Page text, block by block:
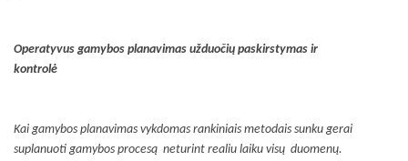
Operatyvus gamybos planavimas užduočių paskirstymas ir
kontrolė
Kai gamybos planavimas vykdomas rankiniais metodais sunku gerai
suplanuoti gamybos procesą neturint realiu laiku visų duomenų.